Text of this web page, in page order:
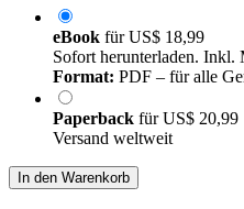
eBook fürUS$ 18,99
Sofort herunterladen. Inkl.
Format: PDF – für alle
Paperback fürUS$ 20,99
Versand weltweit
In den Warenkorb